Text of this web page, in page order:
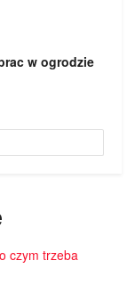
w ogrodzie
czym trzeba